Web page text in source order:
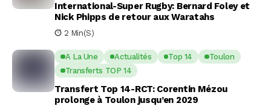
International-Super Rugby: Bernard Foley et
Nick Phipps de retour aux Waratahs
2 Min(s)
A La Une Actualités Top 14
Toulon
Transferts TOP 14
Transfert Top 14-RCT: Corentin Mézou
prolonge à Toulon jusqu’en 2029